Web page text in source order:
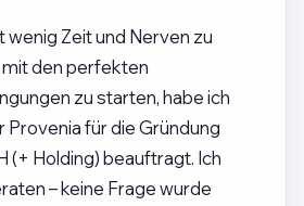
wenig Zeit und Nerven zu
den perfekten
zu starten, habe ich
Provenia für die Gründung
(+ Holding) beauftragt. Ich
– keine Frage wurde